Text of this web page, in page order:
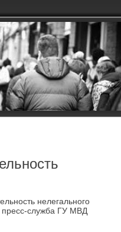
нелегального
пресс-служба ГУ МВД